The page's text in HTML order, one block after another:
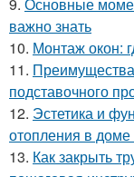
важно знать
10. Монтаж окон:
11.
подставочного
12. Эстетика и
отопления в доме
13. Как закрыть